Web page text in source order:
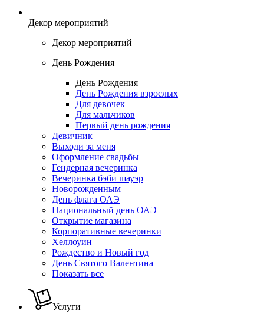
Декор мероприятий
Декор мероприятий
День Рождения
День Рождения
День Рождения взрослых
Для девочек
Для мальчиков
Первый день рождения
Девичник
Выходи за меня
Оформление свадьбы
Гендерная вечеринка
Вечеринка бэби шауэр
Новорожденным
День флага ОАЭ
Национальный день ОАЭ
Открытие магазина
Корпоративные вечеринки
Хеллоуин
Рождество и Новый год
День Святого Валентина
Показать все
Услуги